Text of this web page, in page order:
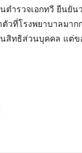
รวจเอกทวี ยืนยัน
วที่โรงพยาบาลมาก
นสิทธิส่วนบุคคล แต่